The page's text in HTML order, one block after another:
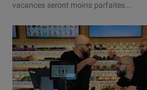
vacances seront moins parfaites...